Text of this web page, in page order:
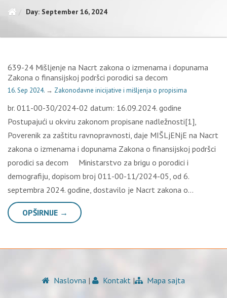
Day: September 16, 2024
639-24 Mišljenje na Nacrt zakona o izmenama i dopunama
Zakona o finansijskoj podršci porodici sa decom
16. Sep 2024. → Zakonodavne inicijative i mišljenja o propisima
br. 011-00-30/2024-02 datum: 16.09.2024. godine
Postupajući u okviru zakonom propisane nadležnosti[1],
Poverenik za zaštitu ravnopravnosti, daje MIŠLjENjE na Nacrt
zakona o izmenama i dopunama Zakona o finansijskoj podršci
porodici sa decom Ministarstvo za brigu o porodici i
demografiju, dopisom broj 011-00-11/2024-05, od 6.
septembra 2024. godine, dostavilo je Nacrt zakona o…
OPŠIRNIJE →
Naslovna | Kontakt | Mapa sajta